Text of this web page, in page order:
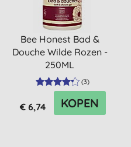
Bee Honest Bad &
Douche Wilde Rozen -
250ML
(3)
€ 6,74 KOPEN